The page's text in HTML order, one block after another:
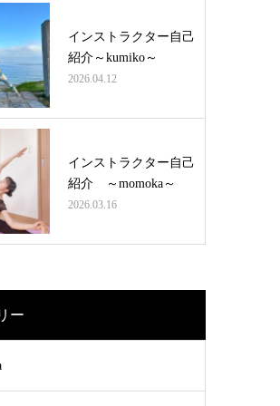
インストラクター自己
紹介～kumiko～
2026.04.12
インストラクター自己
紹介 ～momoka～
2026.03.16
ー